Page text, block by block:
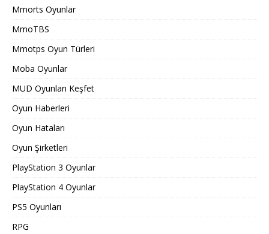
Mmorts Oyunlar
MmoTBS
Mmotps Oyun Türleri
Moba Oyunlar
MUD Oyunları Keşfet
Oyun Haberleri
Oyun Hataları
Oyun Şirketleri
PlayStation 3 Oyunlar
PlayStation 4 Oyunlar
PS5 Oyunları
RPG